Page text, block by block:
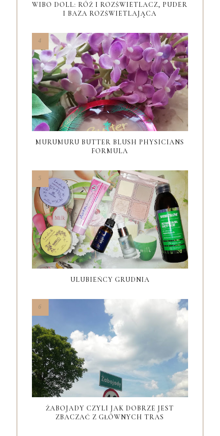
WIBO DOLL: RÓŻ I ROZŚWIETLACZ, PUDER
I BAZA ROZŚWIETLAJĄCA
MURUMURU BUTTER BLUSH PHYSICIANS
FORMULA
ULUBIEŃCY GRUDNIA
ŻABOJADY CZYLI JAK DOBRZE JEST
ZBACZAĆ Z GŁÓWNYCH TRAS